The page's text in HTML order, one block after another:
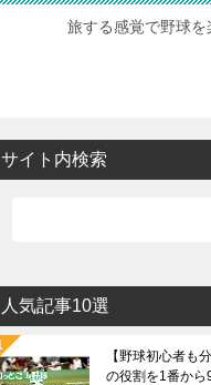
旅する感覚で野球を
サイト内検索
人気記事10選
【野球初心者も
の役割を1番から